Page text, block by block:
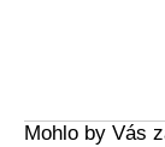
Mohlo by Vás